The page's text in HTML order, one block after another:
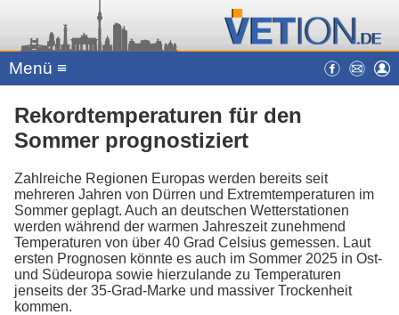
Menü ≡
Rekordtemperaturen für den
Sommer prognostiziert
Zahlreiche Regionen Europas werden bereits seit
mehreren Jahren von Dürren und Extremtemperaturen im
Sommer geplagt. Auch an deutschen Wetterstationen
werden während der warmen Jahreszeit zunehmend
Temperaturen von über 40 Grad Celsius gemessen. Laut
ersten Prognosen könnte es auch im Sommer 2025 in Ost-
und Südeuropa sowie hierzulande zu Temperaturen
jenseits der 35-Grad-Marke und massiver Trockenheit
kommen.